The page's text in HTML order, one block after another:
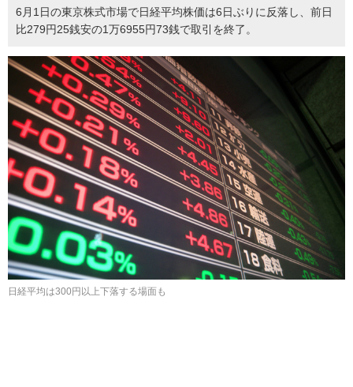
6月1日の東京株式市場で日経平均株価は6日ぶりに反落し、前日
比279円25銭安の1万6955円73銭で取引を終了。
日経平均は300円以上下落する場面も